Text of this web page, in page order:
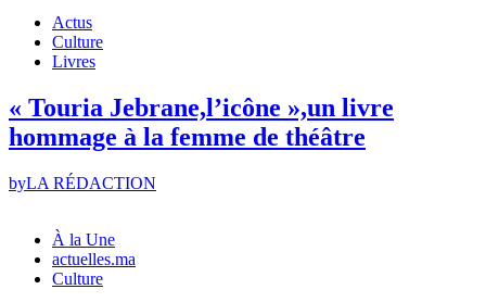
Actus
Culture
Livres
« Touria Jebrane,l’icône »,un livre
hommage à la femme de théâtre
byLA RÉDACTION
À la Une
actuelles.ma
Culture